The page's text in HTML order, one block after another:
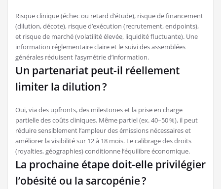
Risque clinique (échec ou retard d’étude), risque de financement
(dilution, décote), risque d’exécution (recrutement, endpoints),
et risque de marché (volatilité élevée, liquidité fluctuante). Une
information réglementaire claire et le suivi des assemblées
générales réduisent l’asymétrie d’information.
Un partenariat peut-il réellement
limiter la dilution ?
Oui, via des upfronts, des milestones et la prise en charge
partielle des coûts cliniques. Même partiel (ex. 40–50 %), il peut
réduire sensiblement l’ampleur des émissions nécessaires et
améliorer la visibilité sur 12 à 18 mois. Le calibrage des droits
(royalties, géographies) conditionne l’équilibre économique.
La prochaine étape doit-elle privilégier
l’obésité ou la sarcopénie ?